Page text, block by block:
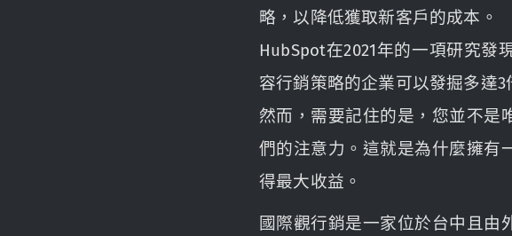
略，以降低獲取新客戶的成本。
HubSpot在2021年的一項研究
容行銷策略的企業可以發掘多達
然而，需要記住的是，您並不是
們的注意力。這就是為什麼擁有
得最大收益。
國際觀行銷是一家位於台中且由